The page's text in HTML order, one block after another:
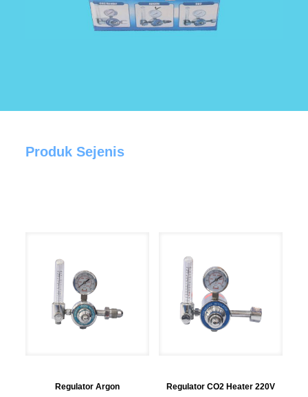
Produk Sejenis
Regulator Argon Regulator CO2 Heater 220V